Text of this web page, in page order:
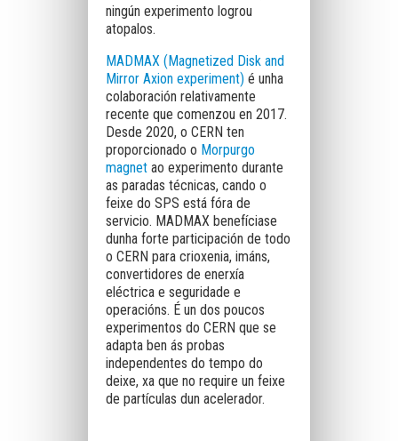
ningún experimento logrou
atopalos.
MADMAX (Magnetized Disk and
Mirror Axion experiment) é unha
colaboración relativamente
recente que comenzou en 2017.
Desde 2020, o CERN ten
proporcionado o Morpurgo
magnetao experimento durante
as paradas técnicas, cando o
feixe do SPS está fóra de
servicio. MADMAX benefíciase
dunha forte participación de todo
o CERN para crioxenia, imáns,
convertidores de enerxía
eléctrica e seguridade e
operacións. É un dos poucos
experimentos do CERN que se
adapta ben ás probas
independentes do tempo do
deixe, xa que no require un feixe
de partículas dun acelerador.